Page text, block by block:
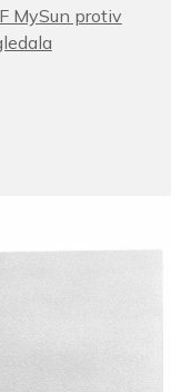
MySun protiv